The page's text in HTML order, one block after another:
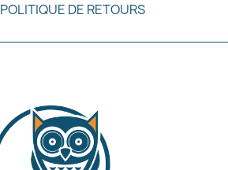
POLITIQUE DE RETOURS